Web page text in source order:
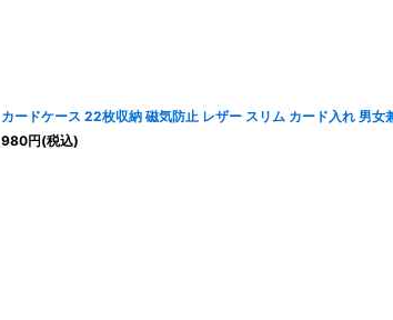
カードケース 22枚収納 磁気防止 レザー スリム カード入れ 男女
980円(税込)